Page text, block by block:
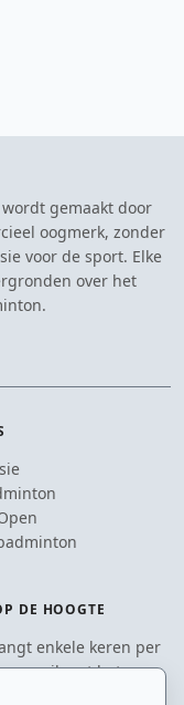
gemaakt door
oogmerk, zonder
voor de sport. Elke
over het
DE HOOGTE
enkele keren per
e-mail met het